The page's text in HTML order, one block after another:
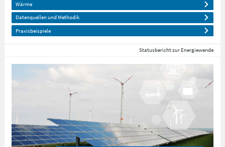
Wärme
Datenquellen und Methodik
Praxisbeispiele
Statusbericht zur Energiewende